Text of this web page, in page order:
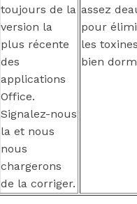
toujours de la
version la
plus récente
des
applications
Office.
Signalez-nous
la et nous
nous
chargerons
de la corriger.
assez
pour
les
bien